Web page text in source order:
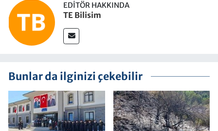
EDITÖR HAKKINDA
TE Bilisim
Bunlar da ilginizi çekebilir